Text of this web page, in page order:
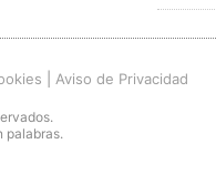
Aviso de Privacidad
palabras.